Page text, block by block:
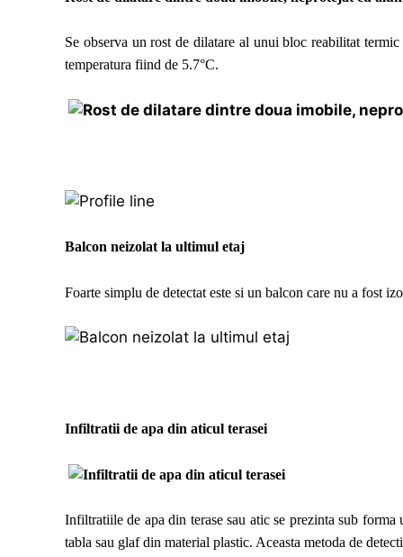
Se observa un rost de dilatare al unui bloc reabilitat
temperatura fiind de 5.7°C.
Balcon neizolat la ultimul etaj
Foarte simplu de detectat este si un balcon care nu a fost
Infiltratii de apa din aticul terasei
Infiltratiile de apa din terase sau atic se prezinta sub
tabla sau glaf din material plastic. Aceasta metoda de